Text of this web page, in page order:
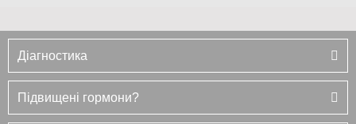
Діагностика
Підвищені гормони?